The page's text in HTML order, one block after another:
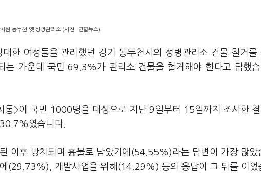
된 동두천 옛 성병관리소 (사진=연합뉴스)
한 여성들을 관리했던 경기 동두천시의 성병관리소 건물 철거를
는 가운데 국민 69.3%가 관리소 건물을 철거해야 한다고 답했습
통>이 국민 1000명을 대상으로 지난 9일부터 15일까지 조사한
였습니다.
이후 방치되며 흉물로 남았기에(54.55%)라는 답변이 가장 많았
(29.73%), 개발사업을 위해(14.29%) 등의 응답이 그 뒤를 이었